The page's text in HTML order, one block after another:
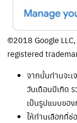
©2018 Google
registered
จากนั้นท่านจะ
วันเดือนปีเกิด
เป็นรูปแบบของ
ให้ท่านเลือกที่ช่